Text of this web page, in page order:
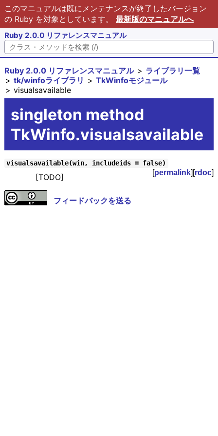
このマニュアルは既にメンテナンスが終了したバージョン
の Ruby を対象としています。 最新版のマニュアルへ
Ruby 2.0.0 リファレンスマニュアル
Ruby 2.0.0 リファレンスマニュアル
ライブラリ一覧
tk/winfoライブラリ
TkWinfoモジュール
visualsavailable
singleton method
TkWinfo.visualsavailable
visualsavailable(win, includeids = false)
[permalink][rdoc]
[TODO]
フィードバックを送る